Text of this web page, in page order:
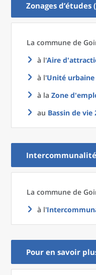
Zonages
La commune de
à l'Aire
à l'Unité urbaine
à la Zone
au Bassin de vie
La commune de
à l'
Pour en savoir